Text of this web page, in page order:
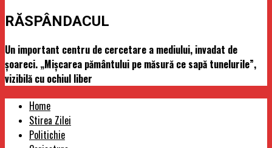
RĂSPÂNDACUL
Un important centru de cercetare a mediului, invadat de
şoareci. „Mişcarea pământului pe măsură ce sapă tunelurile”,
vizibilă cu ochiul liber
Home
Stirea Zilei
Politichie